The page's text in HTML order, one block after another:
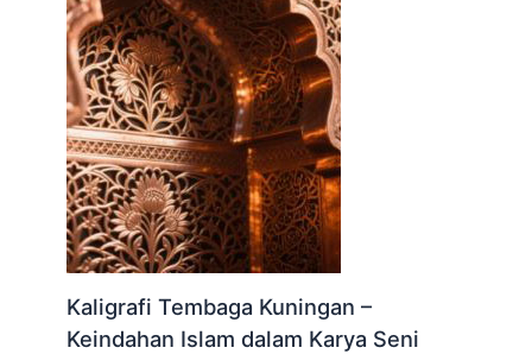
Kaligrafi Tembaga Kuningan –
Keindahan Islam dalam Karya Seni